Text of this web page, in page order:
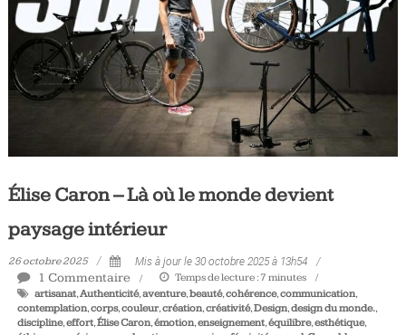
Tous
jours,
votre
actualité
Élise Caron – Là où le monde devient
paysage intérieur
26 octobre 2025 Mis à jour le 30 octobre 2025 à 13h54
1 Commentaire Temps de lecture : 7 minutes
artisanat,Authenticité,aventure,beauté,cohérence,communication,
contemplation,corps,couleur,création,créativité,Design,design du monde.,
discipline,effort,Élise Caron,émotion,enseignement,équilibre,esthétique,